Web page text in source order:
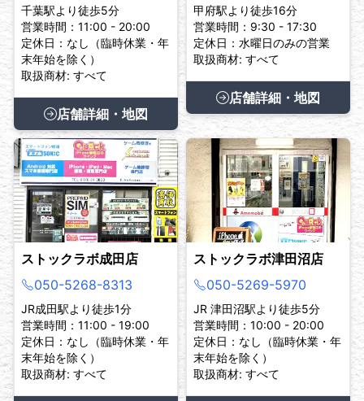
千葉駅より徒歩5分
営業時間：11:00 - 20:00
定休日：なし（臨時休業・年
末年始を除く）
取扱商材: すべて
店舗詳細・地図
甲府駅より徒歩16分
営業時間：9:30 - 17:30
定休日：水曜日のみの営業
取扱商材: すべて
店舗詳細・地図
ストックラボ成田店
050-5268-8313
JR成田駅より徒歩1分
営業時間：11:00 - 19:00
定休日：なし（臨時休業・年
末年始を除く）
取扱商材: すべて
ストックラボ津田沼店
050-5269-5970
JR 津田沼駅より徒歩5分
営業時間：10:00 - 20:00
定休日：なし（臨時休業・年
末年始を除く）
取扱商材: すべて